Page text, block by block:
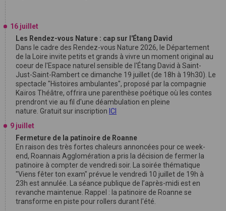
16 juillet
Les Rendez-vous Nature : cap sur l'Étang David
Dans le cadre des Rendez-vous Nature 2026, le Département
de la Loire invite petits et grands à vivre un moment original au
coeur de l'Espace naturel sensible de l'Étang David à Saint-
Just-Saint-Rambert ce dimanche 19 juillet (de 18h à 19h30). Le
spectacle "Histoires ambulantes", proposé par la compagnie
Kaïros Théâtre, offrira une parenthèse poétique où les contes
prendront vie au fil d'une déambulation en pleine
nature. Gratuit sur inscription ICI
9 juillet
Fermeture de la patinoire de Roanne
En raison des très fortes chaleurs annoncées pour ce week-
end, Roannais Agglomération a pris la décision de fermer la
patinoire à compter de vendredi soir. La soirée thématique
"Viens fêter ton exam" prévue le vendredi 10 juillet de 19h à
23h est annulée. La séance publique de l’après-midi est en
revanche maintenue. Rappel : la patinoire de Roanne se
transforme en piste pour rollers durant l'été.